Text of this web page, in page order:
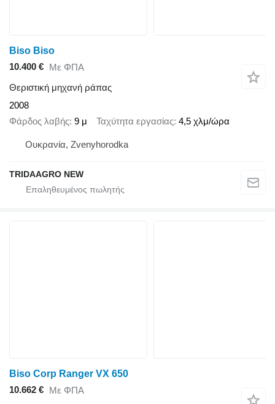
Biso Biso
10.400 € Με ΦΠΑ
Θεριστική μηχανή ράπας
2008
Φάρδος λαβής 9 μ Ταχύτητα εργασίας 4,5 χλμ/ώρα
Ουκρανία, Zvenyhorodka
TRIDAAGRO NEW
Biso Corp Ranger VX 650
10.662 € Με ΦΠΑ